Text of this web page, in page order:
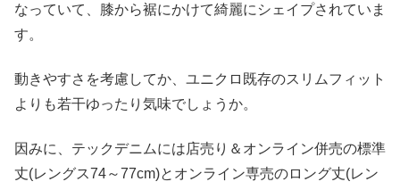
なっていて、膝から裾にかけて綺麗にシェイプされていま
す。
動きやすさを考慮してか、ユニクロ既存のスリムフィット
よりも若干ゆったり気味でしょうか。
因みに、テックデニムには店売り＆オンライン併売の標準
丈(レングス74～77cm)とオンライン専売のロング丈(レン